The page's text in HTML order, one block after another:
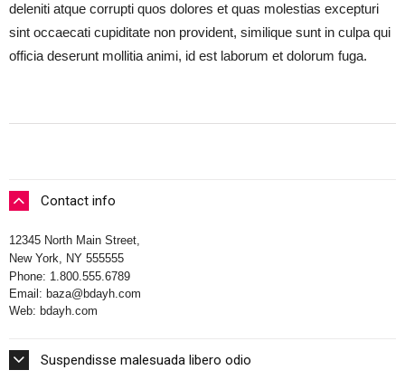
deleniti atque corrupti quos dolores et quas molestias excepturi
sint occaecati cupiditate non provident, similique sunt in culpa qui
officia deserunt mollitia animi, id est laborum et dolorum fuga.
Contact info
12345 North Main Street,
New York, NY 555555
Phone: 1.800.555.6789
Email: baza@bdayh.com
Web: bdayh.com
Suspendisse malesuada libero odio